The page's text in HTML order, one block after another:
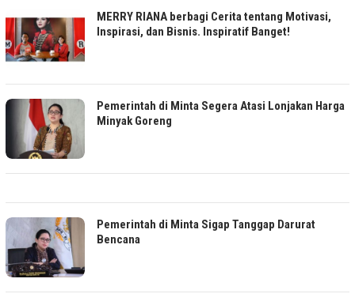
MERRY RIANA berbagi Cerita tentang Motivasi,
Inspirasi, dan Bisnis. Inspiratif Banget!
Pemerintah di Minta Segera Atasi Lonjakan Harga
Minyak Goreng
Pemerintah di Minta Sigap Tanggap Darurat
Bencana